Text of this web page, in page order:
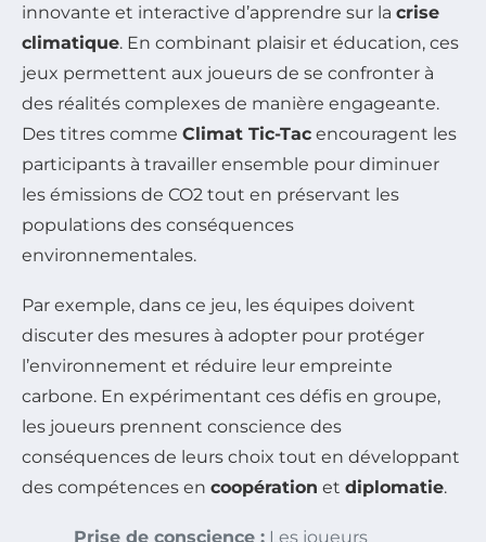
innovante et interactive d’apprendre sur la crise
climatique. En combinant plaisir et éducation, ces
jeux permettent aux joueurs de se confronter à
des réalités complexes de manière engageante.
Des titres comme Climat Tic-Tac encouragent les
participants à travailler ensemble pour diminuer
les émissions de CO2 tout en préservant les
populations des conséquences
environnementales.
Par exemple, dans ce jeu, les équipes doivent
discuter des mesures à adopter pour protéger
l’environnement et réduire leur empreinte
carbone. En expérimentant ces défis en groupe,
les joueurs prennent conscience des
conséquences de leurs choix tout en développant
des compétences en coopération et diplomatie.
Prise de conscience : Les joueurs